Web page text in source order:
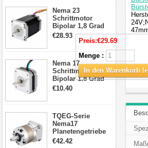
Nema 23
Schrittmotor
Bipolar 1,8 Grad
2,83Nm 4 A 2,26V
CNC Hybrid-
Schrittmotor mit 8
Anschlüssen
€28.93
Nema 17
Schrittmotor
Bipolar 1.8 Grad
8.7Ncm 1A 3.5V 4
€10.40
TQEG-Serie
Nema17
Planetengetriebe
10:1 Spiel 15Arc-
€42.42
Preis:€29.69
Menge :
In den Warenkorb